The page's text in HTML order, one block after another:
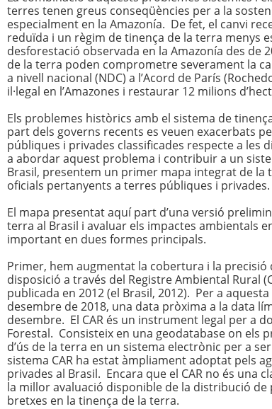
terres tenen greus conseqüències per a la
especialment en la Amazonía. De fet, el canvi
reduïda i un règim de tinença de la terra menys
desforestació observada en la Amazonía des de
de la terra poden comprometre severament la
a nivell nacional (NDC) a l’Acord de París
il·legal en l’Amazones i restaurar 12 milions
Els problemes històrics amb el sistema de
part dels governs recents es veuen exacerbats
públiques i privades classificades respecte a les
a abordar aquest problema i contribuir a un
Brasil, presentem un primer mapa integrat de la
oficials pertanyents a terres públiques i privades.
El mapa presentat aquí part d’una versió
terra al Brasil i avaluar els impactes ambientals
important en dues formes principals.
Primer, hem augmentat la cobertura i la
disposició a través del Registre Ambiental Rural
publicada en 2012 (el Brasil, 2012). Per a
desembre de 2018, una data pròxima a la data
desembre. El CAR és un instrument legal per a
Forestal. Consisteix en una geodatabase on els
d’ús de la terra en un sistema electrònic per a
sistema CAR ha estat àmpliament adoptat pels
privades al Brasil. Encara que el CAR no és una
la millor avaluació disponible de la distribució
bretxes en la tinença de la terra.